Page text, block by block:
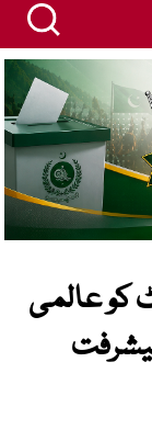
کو عالمی